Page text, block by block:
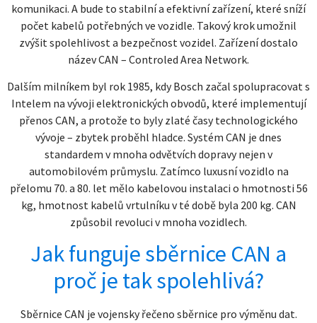
komunikaci. A bude to stabilní a efektivní zařízení, které sníží
počet kabelů potřebných ve vozidle. Takový krok umožnil
zvýšit spolehlivost a bezpečnost vozidel. Zařízení dostalo
název CAN – Controled Area Network.
Dalším milníkem byl rok 1985, kdy Bosch začal spolupracovat s
Intelem na vývoji elektronických obvodů, které implementují
přenos CAN, a protože to byly zlaté časy technologického
vývoje – zbytek proběhl hladce. Systém CAN je dnes
standardem v mnoha odvětvích dopravy nejen v
automobilovém průmyslu. Zatímco luxusní vozidlo na
přelomu 70. a 80. let mělo kabelovou instalaci o hmotnosti 56
kg, hmotnost kabelů vrtulníku v té době byla 200 kg. CAN
způsobil revoluci v mnoha vozidlech.
Jak funguje sběrnice CAN a
proč je tak spolehlivá?
Sběrnice CAN je vojensky řečeno sběrnice pro výměnu dat.